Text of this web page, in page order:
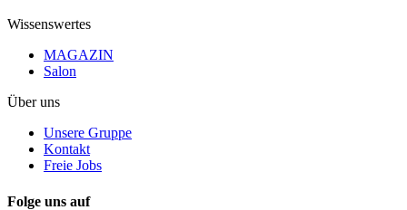
Wissenswertes
MAGAZIN
Salon
Über uns
Unsere Gruppe
Kontakt
Freie Jobs
Folge uns auf